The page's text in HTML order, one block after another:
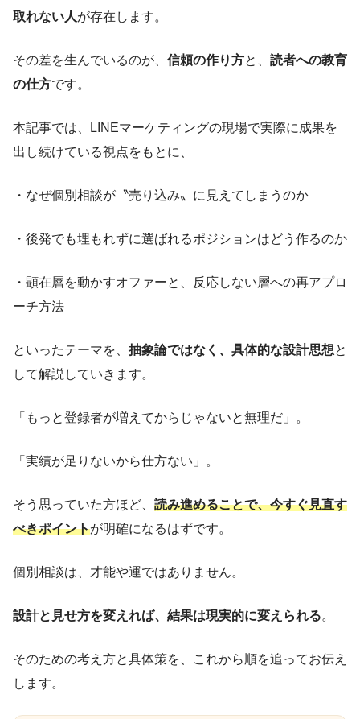
取れない人が存在します。
その差を生んでいるのが、 信頼の作り方と、 読者への教育
の仕方です。
本記事では、LINEマーケティングの現場で実際に成果を
出し続けている視点をもとに、
・なぜ個別相談が〝売り込み〟に見えてしまうのか
・後発でも埋もれずに選ばれるポジションはどう作るのか
・顕在層を動かすオファーと、反応しない層への再アプロ
ーチ方法
といったテーマを、 抽象論ではなく、具体的な設計思想と
して解説していきます。
「もっと登録者が増えてからじゃないと無理だ」。
「実績が足りないから仕方ない」。
そう思っていた方ほど、 読み進めることで、今すぐ見直す
べきポイントが明確になるはずです。
個別相談は、才能や運ではありません。
設計と見せ方を変えれば、結果は現実的に変えられる。
そのための考え方と具体策を、これから順を追ってお伝え
します。